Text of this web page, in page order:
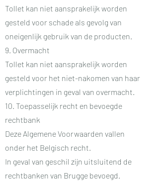
Tollet kan niet aansprakelijk worden
gesteld voor schade als gevolg van
oneigenlijk gebruik van de producten.
9. Overmacht
Tollet kan niet aansprakelijk worden
gesteld voor het niet-nakomen van haar
verplichtingen in geval van overmacht.
10. Toepasselijk recht en bevoegde
rechtbank
Deze Algemene Voorwaarden vallen
onder het Belgisch recht.
In geval van geschil zijn uitsluitend de
rechtbanken van Brugge bevoegd.